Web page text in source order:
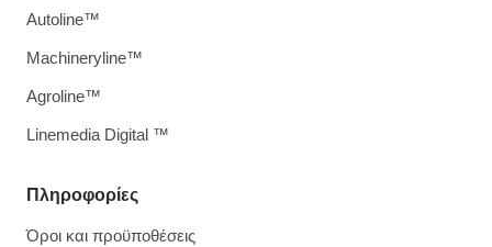
Πληροφορίες
Όροι και προϋποθέσεις
Autoline™
Machineryline™
Agroline™
Linemedia Digital ™